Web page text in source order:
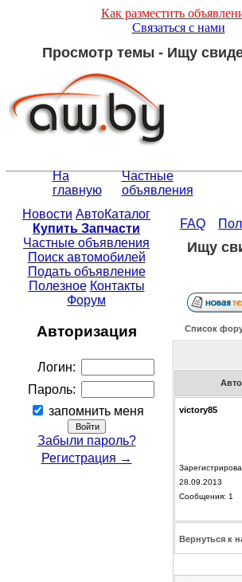
Как разместить
Связаться с нами
Просмотр темы - Ищу
На
главную
Частные
объявления
Новости АвтоКаталог
Купить Запчасти
Частные объявления
Поиск автомобилей
Подать объявление
Полезное Контакты
Форум
Авторизация
Логин:
Пароль:
запомнить меня
Забыли пароль?
Регистрация →
FAQ
Ищу
Список
victory85
28.09.2013
Сообщения: 1
Вернуться к